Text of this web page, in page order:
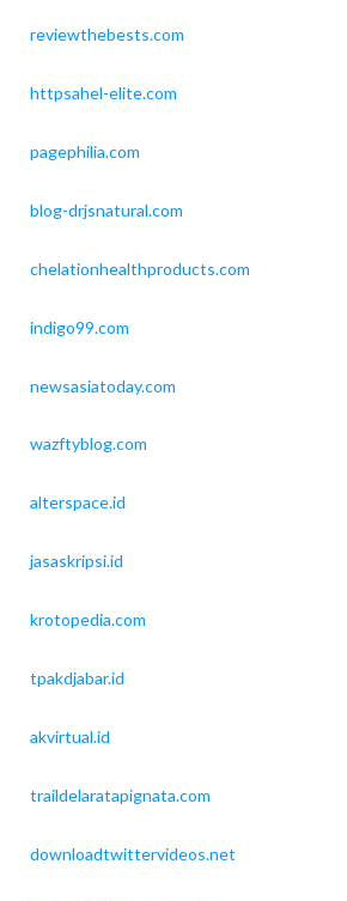
reviewthebests.com
httpsahel-elite.com
pagephilia.com
blog-drjsnatural.com
chelationhealthproducts.com
indigo99.com
newsasiatoday.com
wazftyblog.com
alterspace.id
jasaskripsi.id
krotopedia.com
tpakdjabar.id
akvirtual.id
traildelaratapignata.com
downloadtwittervideos.net